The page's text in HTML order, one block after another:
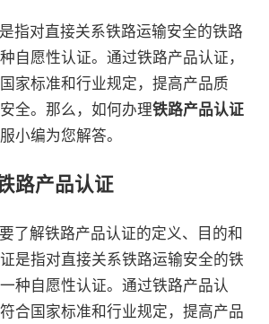
指对直接关系铁路运输安全的铁路
自愿性认证。通过铁路产品认证，
家标准和行业规定，提高产品质
全。那么，如何办理铁路产品认证
小编为您解答。
路产品认证
了解铁路产品认证的定义、目的和
是指对直接关系铁路运输安全的铁
种自愿性认证。通过铁路产品认
合国家标准和行业规定，提高产品